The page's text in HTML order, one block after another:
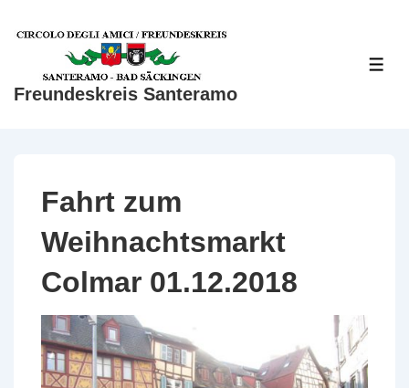
Zum
Freundeskreis Santeramo
Fahrt zum
Weihnachtsmarkt
Colmar 01.12.2018